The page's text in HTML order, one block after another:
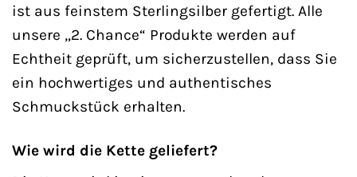
ist aus feinstem Sterlingsilber gefertigt. Alle
unsere „2. Chance“ Produkte werden auf
Echtheit geprüft, um sicherzustellen, dass Sie
ein hochwertiges und authentisches
Schmuckstück erhalten.
Wie wird die Kette geliefert?